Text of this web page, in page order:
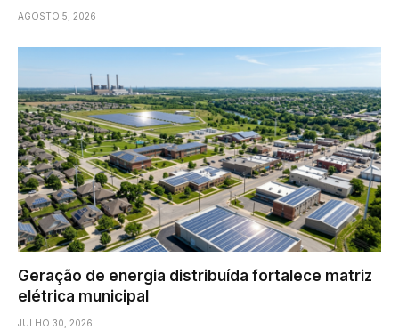
AGOSTO 5, 2026
Geração de energia distribuída fortalece matriz
elétrica municipal
JULHO 30, 2026